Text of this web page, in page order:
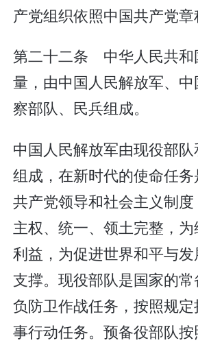
产党组织依照中国共产党章
第二十二条 中华人民共和
量，由中国人民解放军、
察部队、民兵组成。
中国人民解放军由现役部
组成，在新时代的使命任
共产党领导和社会主义制
主权、统一、领土完整，
利益，为促进世界和平与
支撑。现役部队是国家的
负防卫作战任务，按照规
事行动任务。预备役部队